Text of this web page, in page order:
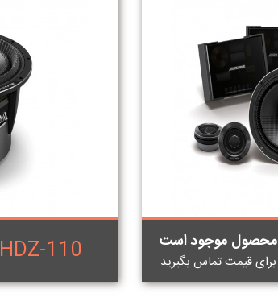
محصول موجود است
برای قيمت تماس بگيريد HDZ-110